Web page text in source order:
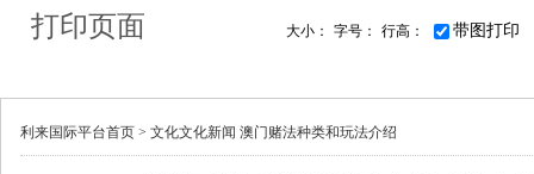
打印页面 大小： 字号： 行高： 带图打印
利来国际平台首页 > 文化文化新闻 澳门赌法种类和玩法介绍